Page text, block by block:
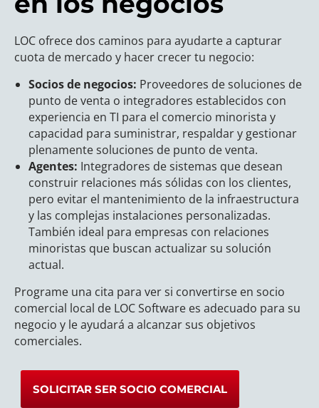
LOC ofrece dos caminos para ayudarte a capturar
cuota de mercado y hacer crecer tu negocio:
Socios de negocios: Proveedores de soluciones de
punto de venta o integradores establecidos con
experiencia en TI para el comercio minorista y
capacidad para suministrar, respaldar y gestionar
plenamente soluciones de punto de venta.
Agentes: Integradores de sistemas que desean
construir relaciones más sólidas con los clientes,
pero evitar el mantenimiento de la infraestructura
y las complejas instalaciones personalizadas.
También ideal para empresas con relaciones
minoristas que buscan actualizar su solución
actual.
Programe una cita para ver si convertirse en socio
comercial local de LOC Software es adecuado para su
negocio y le ayudará a alcanzar sus objetivos
comerciales.
SOLICITAR SER SOCIO COMERCIAL